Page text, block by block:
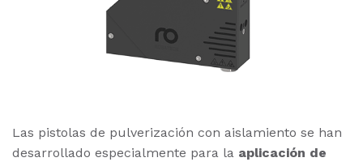
Las pistolas de pulverización con aislamiento se han
desarrollado especialmente para la aplicación de